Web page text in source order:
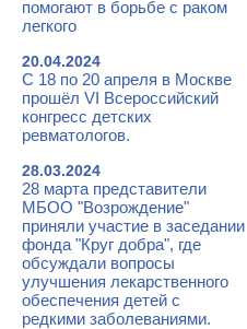
помогают в борьбе с раком
легкого
20.04.2024
С 18 по 20 апреля в Москве
прошёл VI Всероссийский
конгресс детских
ревматологов.
28.03.2024
28 марта представители
МБОО "Возрождение"
приняли участие в заседании
фонда "Круг добра", где
обсуждали вопросы
улучшения лекарственного
обеспечения детей с
редкими заболеваниями.